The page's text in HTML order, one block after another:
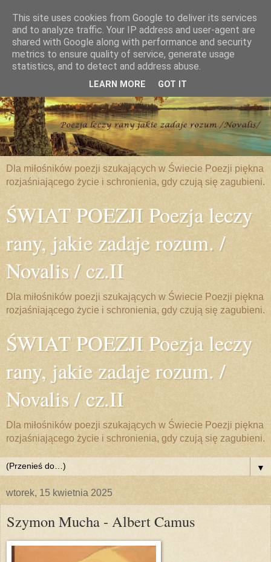
Dla miłośników poezji szukających w Świecie Poezji piękna
rozjaśniającego życie i schronienia, gdy czują się zagubieni.
ŚWIAT POEZJI Poezja leczy
rany, jakie zadaje rozum. /
Novalis / cz.II
Dla miłośników poezji szukających w Świecie Poezji piękna
rozjaśniającego życie i schronienia, gdy czują się zagubieni.
ŚWIAT POEZJI Poezja leczy
rany, jakie zadaje rozum. /
Novalis / cz.II
Dla miłośników poezji szukających w Świecie Poezji piękna
rozjaśniającego życie i schronienia, gdy czują się zagubieni.
▼
wtorek, 15 kwietnia 2025
Szymon Mucha - Albert Camus
This site uses cookies from Google to deliver its services
and to analyze traffic. Your IP address and user-agent are
shared with Google along with performance and security
metrics to ensure quality of service, generate usage
statistics, and to detect and address abuse.
LEARN MORE GOT IT